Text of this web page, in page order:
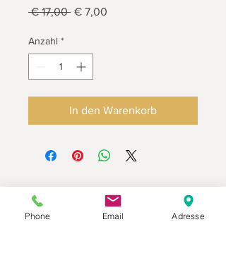
€ 17,00 Standardpreis
€ 7,00
Anzahl *
In den Warenkorb
Phone Email Adresse